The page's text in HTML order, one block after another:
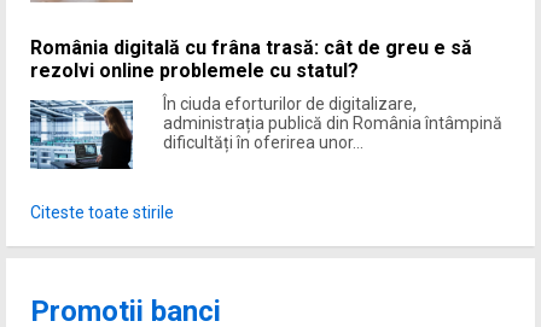
România digitală cu frâna trasă: cât de greu e să
rezolvi online problemele cu statul?
În ciuda eforturilor de digitalizare,
administrația publică din România întâmpină
dificultăți în oferirea unor...
Citeste toate stirile
Promotii banci